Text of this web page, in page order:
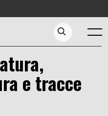
Menu
Search...
e tracce